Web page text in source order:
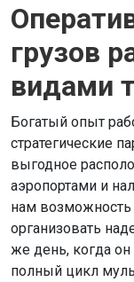
грузов
видами
Богатый опыт
стратегические
выгодное
аэропортами и
нам
организовать
же день, когда
полный цикл